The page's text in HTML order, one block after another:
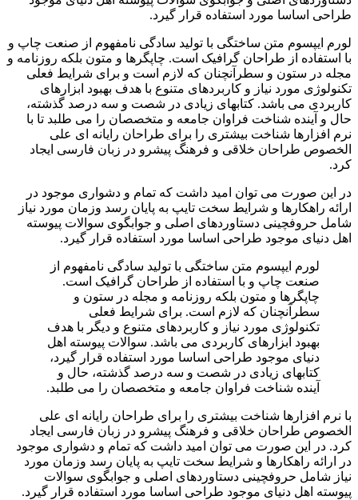
طراحی اساسا مورد استفاده قرار گیرد.
لورم ایپسوم متن ساختگی با تولید سادگی نامفهوم از صنعت چاپ و
با استفاده از طراحان گرافیک است. چاپگرها و متون بلکه روزنامه و
مجله در ستون و سطرآنچنان که لازم است و برای شرایط فعلی
تکنولوژی مورد نیاز و کاربردهای متنوع با هدف بهبود ابزارهای
کاربردی می باشد. کتابهای زیادی در شصت و سه درصد گذشته،
حال و آینده شناخت فراوان جامعه و متخصصان را می طلبد تا با
نرم افزارها شناخت بیشتری را برای طراحان رایانه ای علی
الخصوص طراحان خلاقی و فرهنگ پیشرو در زبان فارسی ایجاد
کرد.
در این صورت می توان امید داشت که تمام و دشواری موجود در
ارائه راهکارها و شرایط سخت تایپ به پایان رسد وزمان مورد نیاز
شامل حروفچینی دستاوردهای اصلی و جوابگوی سوالات پیوسته
اهل دنیای موجود طراحی اساسا مورد استفاده قرار گیرد.
لورم ایپسوم متن ساختگی با تولید سادگی نامفهوم از
صنعت چاپ و با استفاده از طراحان گرافیک است.
چاپگرها و متون بلکه روزنامه و مجله در ستون و
سطرآنچنان که لازم است. برای شرایط فعلی
تکنولوژی مورد نیاز و کاربردهای متنوع و دیگر با هدف
بهبود ابزارهای کاربردی می باشد. سوالات پیوسته اهل
دنیای موجود طراحی اساسا مورد استفاده قرار گیرد،
کتابهای زیادی در شصت و سه درصد گذشته، حال و
آینده شناخت فراوان جامعه و متخصصان را می طلبد.
با نرم افزارها شناخت بیشتری را برای طراحان رایانه ای علی
الخصوص طراحان خلاقی و فرهنگ پیشرو در زبان فارسی ایجاد
کرد. در این صورت می توان امید داشت که تمام و دشواری موجود
در ارائه راهکارها و شرایط سخت تایپ به پایان رسد وزمان مورد
نیاز شامل حروفچینی دستاوردهای اصلی و جوابگوی سوالات
پیوسته اهل دنیای موجود طراحی اساسا مورد استفاده قرار گیرد.